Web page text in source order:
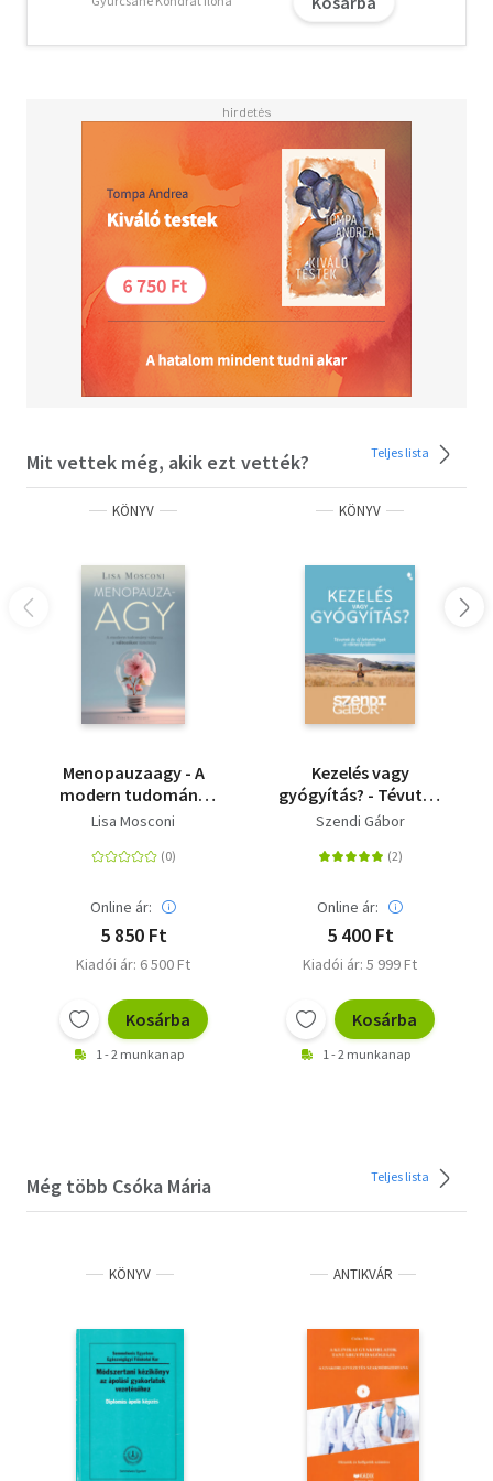
amelyben a gyakorlatvezetésre történő felkészülés
lépései, a gyakorlatok hatékonyságát biztosító didaktikai
módjai találhatók.
Az ápolási gyakorlatok checklistái mellé ajánlott
óratervek a legújabb Képzési Kimeneti Követelményekre
(KKK) épülnek, az egyes fejezetekhez tartozó Elméleti
összefoglalók a gyakorlatvezetők és a hallgatók/tanulók
vizsgákra történő felkészülését is segítik.
Mit vettek még, akik ezt vették? Teljes lista
KÖNYV
Menopauzaagy - A
modern tudomány
válasza a változókor
Lisa Mosconi
Online ár:
5 850 Ft
Kiadói ár: 6 500 Ft
Kosárba
1 - 2 munkanap
KÖNYV
Kezelés vagy
gyógyítás? - Tévutak
és új lehetőségek a
Szendi Gábor
Online ár:
5 400 Ft
Kiadói ár: 5 999 Ft
Kosárba
1 - 2 munkanap
Még több Csóka Mária Teljes lista
KÖNYV ANTIKVÁR